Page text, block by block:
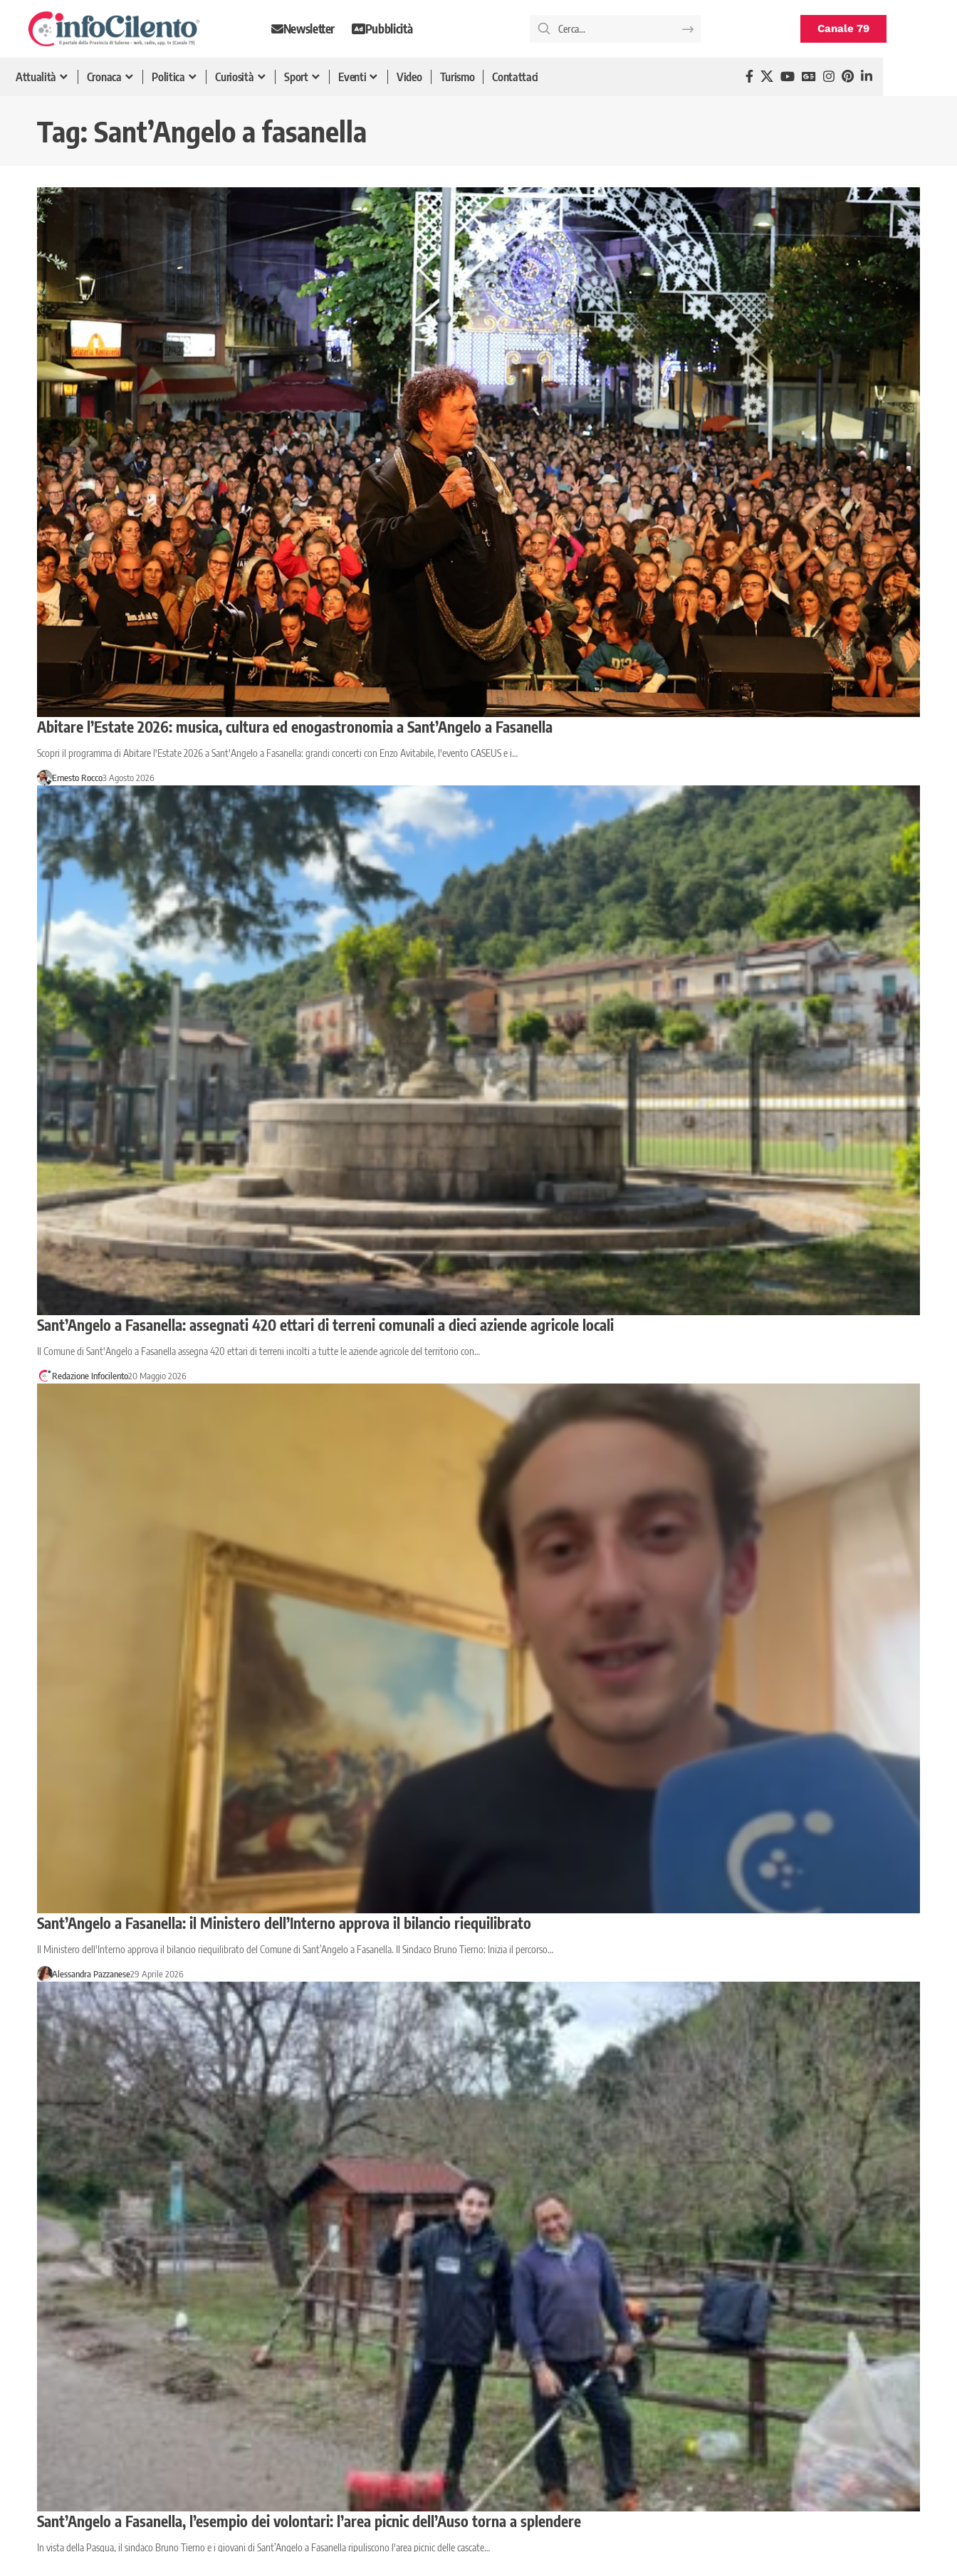
Newsletter Pubblicità Canale 79
Attualità Cronaca Politica Curiosità Sport Eventi Video Turismo Contattaci
Tag: Sant’Angelo a fasanella
Abitare l’Estate 2026: musica, cultura ed enogastronomia a Sant’Angelo a Fasanella
Scopri il programma di Abitare l'Estate 2026 a Sant'Angelo a Fasanella: grandi concerti con Enzo Avitabile, l'evento CASEUS e i…
Ernesto Rocco3 Agosto 2026
Sant’Angelo a Fasanella: assegnati 420 ettari di terreni comunali a dieci aziende agricole locali
Il Comune di Sant'Angelo a Fasanella assegna 420 ettari di terreni incolti a tutte le aziende agricole del territorio con…
Redazione Infocilento20 Maggio 2026
Sant’Angelo a Fasanella: il Ministero dell’Interno approva il bilancio riequilibrato
Il Ministero dell'Interno approva il bilancio riequilibrato del Comune di Sant’Angelo a Fasanella. Il Sindaco Bruno Tierno: Inizia il percorso…
Alessandra Pazzanese29 Aprile 2026
Sant’Angelo a Fasanella, l’esempio dei volontari: l’area picnic dell’Auso torna a splendere
In vista della Pasqua, il sindaco Bruno Tierno e i giovani di Sant’Angelo a Fasanella ripuliscono l'area picnic delle cascate…